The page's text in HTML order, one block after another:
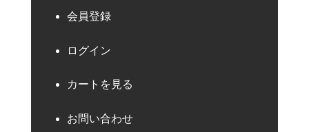
会員登録
ログイン
カートを見る
お問い合わせ